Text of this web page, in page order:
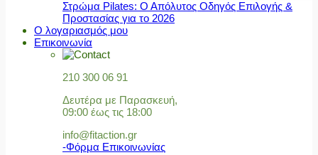
Στρώμα Pilates: Ο Απόλυτος Οδηγός Επιλογής &
Προστασίας για το 2026
Ο λογαριασμός μου
Επικοινωνία
210 300 06 91
Δευτέρα με Παρασκευή,
09:00 έως τις 18:00
info@fitaction.gr
-Φόρμα Επικοινωνίας